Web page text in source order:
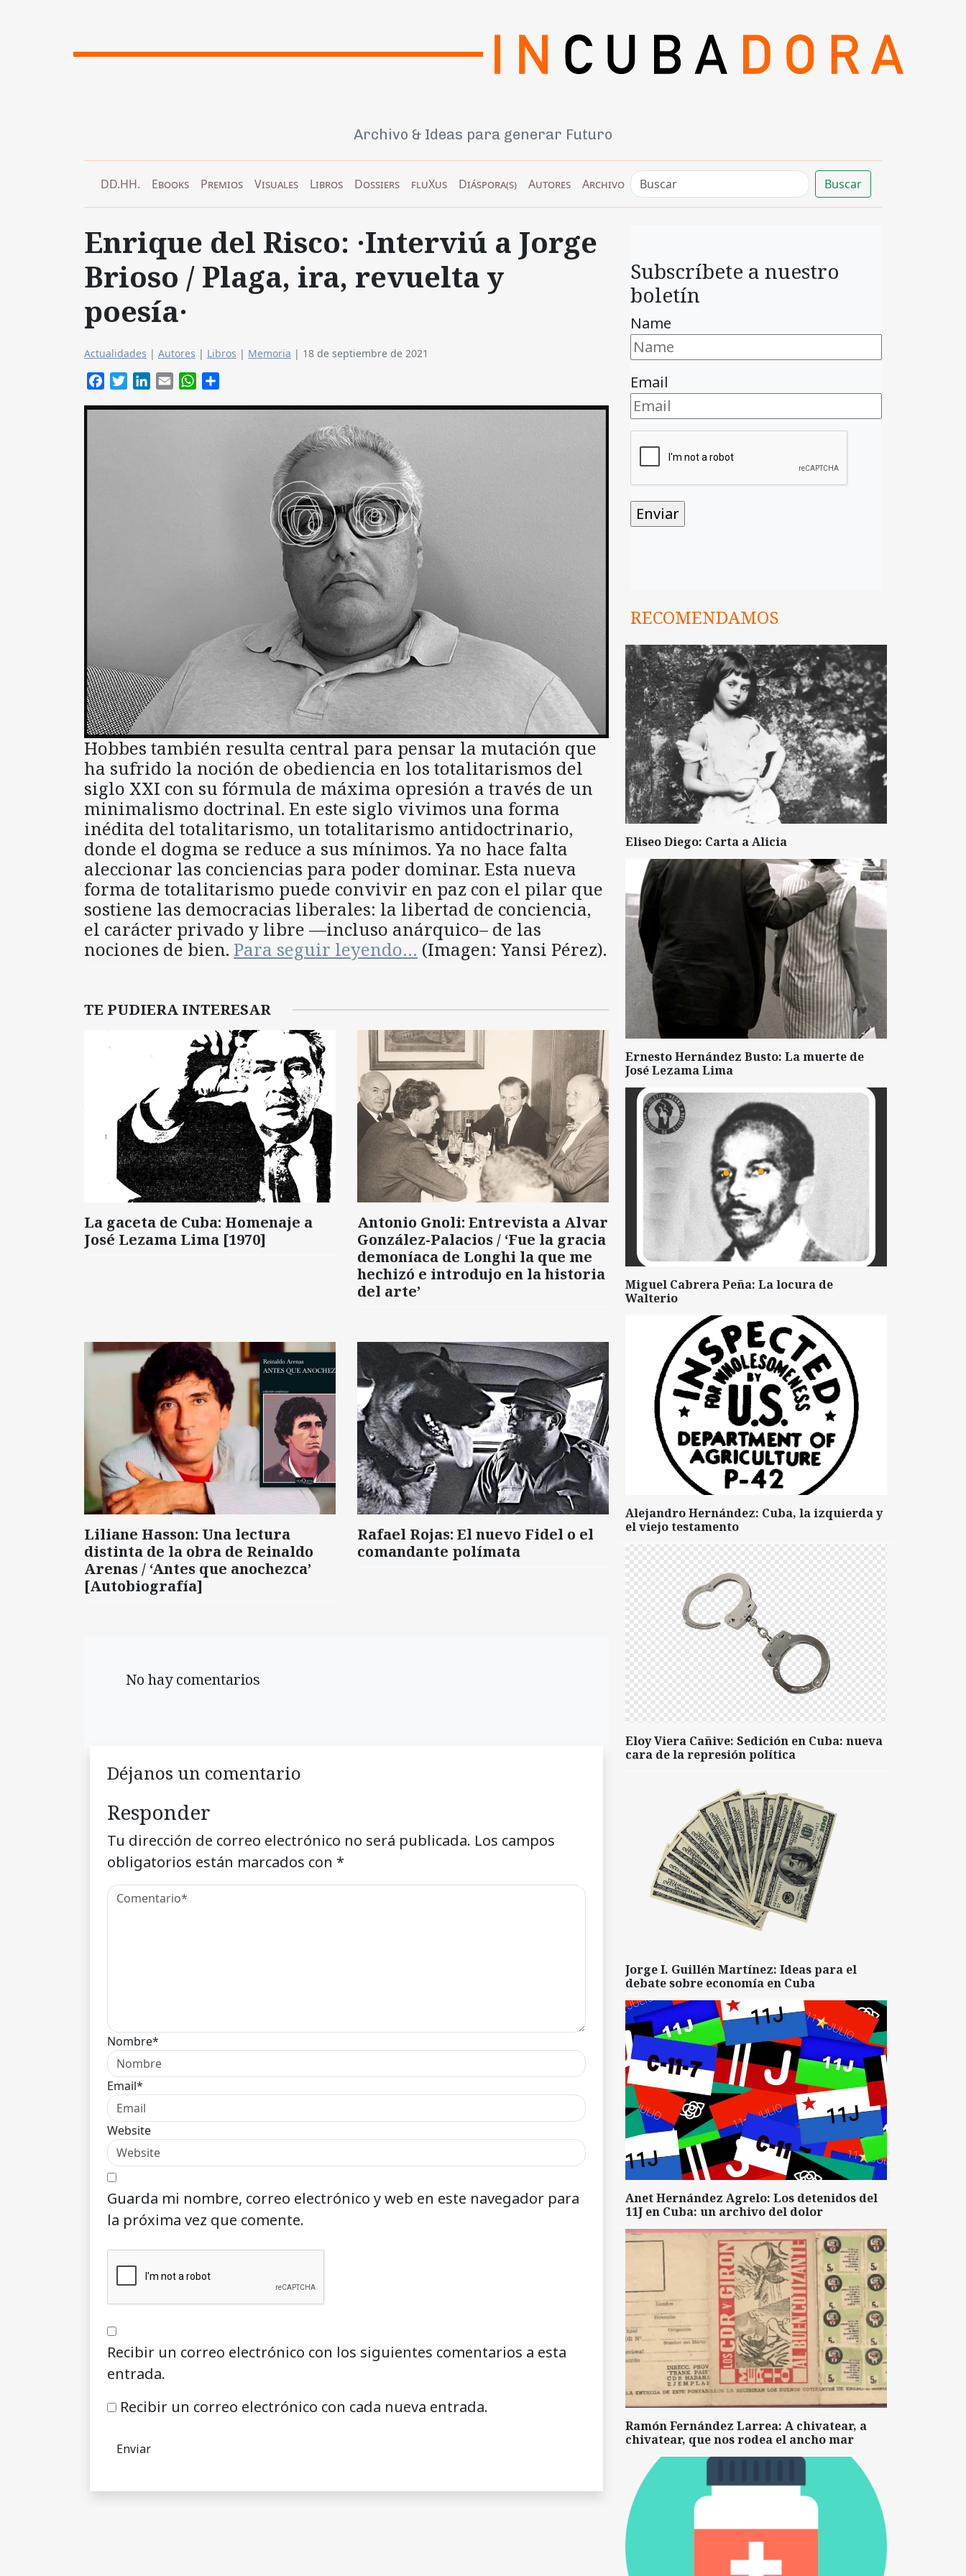
Archivo & Ideas para generar Futuro
DD.HH. Ebooks Premios Visuales Libros Dossiers fluXus Diáspora(s) Autores Archivo Buscar
Enrique del Risco: ·Interviú a Jorge
Brioso / Plaga, ira, revuelta y
poesía·
Actualidades | Autores | Libros | Memoria | 18 de septiembre de 2021
FacebookTwitterLinkedIn
Email WhatsApp
Hobbes también resulta central para pensar la mutación que
ha sufrido la noción de obediencia en los totalitarismos del
siglo XXI con su fórmula de máxima opresión a través de un
minimalismo doctrinal. En este siglo vivimos una forma
inédita del totalitarismo, un totalitarismo antidoctrinario,
donde el dogma se reduce a sus mínimos. Ya no hace falta
aleccionar las conciencias para poder dominar. Esta nueva
forma de totalitarismo puede convivir en paz con el pilar que
sostiene las democracias liberales: la libertad de conciencia,
el carácter privado y libre —incluso anárquico– de las
nociones de bien. Para seguir leyendo… (Imagen: Yansi Pérez).
TE PUDIERA INTERESAR
La gaceta de Cuba: Homenaje a
José Lezama Lima [1970]
Antonio Gnoli: Entrevista a Alvar
González-Palacios / ‘Fue la gracia
demoníaca de Longhi la que me
hechizó e introdujo en la historia
del arte’
Liliane Hasson: Una lectura
distinta de la obra de Reinaldo
Arenas / ‘Antes que anochezca’
[Autobiografía]
Rafael Rojas: El nuevo Fidel o el
comandante polímata
No hay comentarios
Déjanos un comentario
Responder
Tu dirección de correo electrónico no será publicada. Los campos
obligatorios están marcados con *
Nombre*
Email*
Website
Guarda mi nombre, correo electrónico y web en este navegador para
la próxima vez que comente.
Recibir un correo electrónico con los siguientes comentarios a esta
entrada.
Recibir un correo electrónico con cada nueva entrada.
Subscríbete a nuestro
boletín
Name
Email
RECOMENDAMOS
Eliseo Diego: Carta a Alicia
Ernesto Hernández Busto: La muerte de
José Lezama Lima
Miguel Cabrera Peña: La locura de
Walterio
Alejandro Hernández: Cuba, la izquierda y
el viejo testamento
Eloy Viera Cañive: Sedición en Cuba: nueva
cara de la represión política
Jorge I. Guillén Martínez: Ideas para el
debate sobre economía en Cuba
Anet Hernández Agrelo: Los detenidos del
11J en Cuba: un archivo del dolor
Ramón Fernández Larrea: A chivatear, a
chivatear, que nos rodea el ancho mar